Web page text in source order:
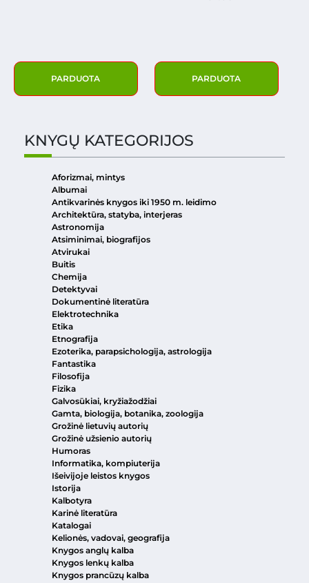
PARDUOTA PARDUOTA
KNYGŲ KATEGORIJOS
Aforizmai, mintys
Albumai
Antikvarinės knygos iki 1950 m. leidimo
Architektūra, statyba, interjeras
Astronomija
Atsiminimai, biografijos
Atvirukai
Buitis
Chemija
Detektyvai
Dokumentinė literatūra
Elektrotechnika
Etika
Etnografija
Ezoterika, parapsichologija, astrologija
Fantastika
Filosofija
Fizika
Galvosūkiai, kryžiažodžiai
Gamta, biologija, botanika, zoologija
Grožinė lietuvių autorių
Grožinė užsienio autorių
Humoras
Informatika, kompiuterija
Išeivijoje leistos knygos
Istorija
Kalbotyra
Karinė literatūra
Katalogai
Kelionės, vadovai, geografija
Knygos anglų kalba
Knygos lenkų kalba
Knygos prancūzų kalba